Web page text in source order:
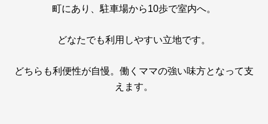
町にあり、駐車場から10歩で室内へ。
どなたでも利用しやすい立地です。
どちらも利便性が自慢。働くママの強い味方となって支
えます。